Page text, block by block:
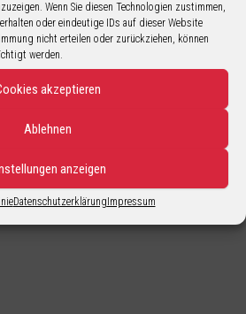
Wenn Sie diesen Technologien zustimmen,
oder eindeutige IDs auf dieser Website
nicht erteilen oder zurückziehen, können
werden.
akzeptieren
Ablehnen
anzeigen
Datenschutzerklärung Impressum
der den Besuch unsere
ist behoben!
stellen wir in den nächsten Wochen
Figuren Programm ein…